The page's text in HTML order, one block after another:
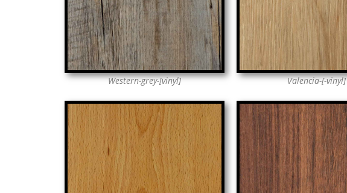
Western-grey-[vinyl] Valencia-[-vinyl]